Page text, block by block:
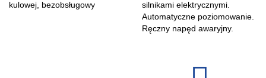
kulowej, bezobsługowy
silnikami elektrycznymi.
Automatyczne poziomowanie.
Ręczny napęd awaryjny.